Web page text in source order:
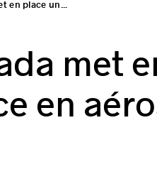
en place un...
met
en